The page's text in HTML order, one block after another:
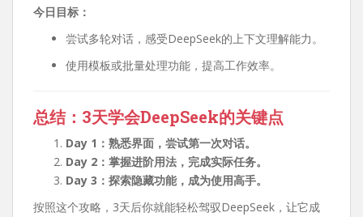
今日目标：
尝试多轮对话，感受DeepSeek的上下文理解能力。
使用模板或批量处理功能，提高工作效率。
总结：3天学会DeepSeek的关键点
Day 1：熟悉界面，尝试第一次对话。
Day 2：掌握进阶用法，完成实际任务。
Day 3：探索隐藏功能，成为使用高手。
按照这个攻略，3天后你就能轻松驾驭DeepSeek，让它成